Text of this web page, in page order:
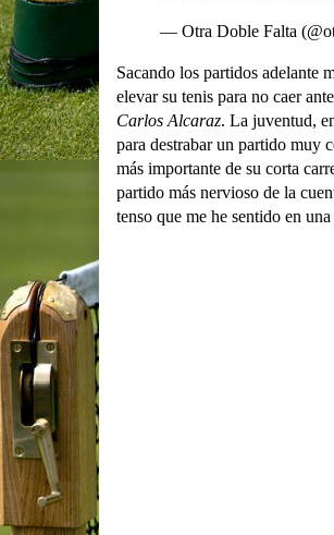
— Otra Doble Falta
Sacando los partidos adelante
elevar su tenis para no caer
Carlos Alcaraz. La juventud,
para destrabar un partido muy
más importante de su corta
partido más nervioso de la
tenso que me he sentido en